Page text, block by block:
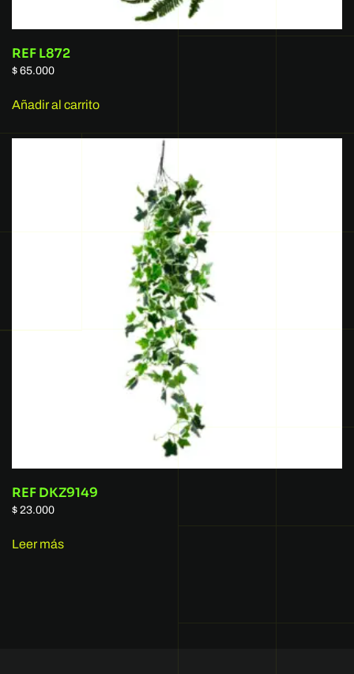
REF L872
$ 65.000
Añadir al carrito
REF DKZ9149
$ 23.000
Leer más